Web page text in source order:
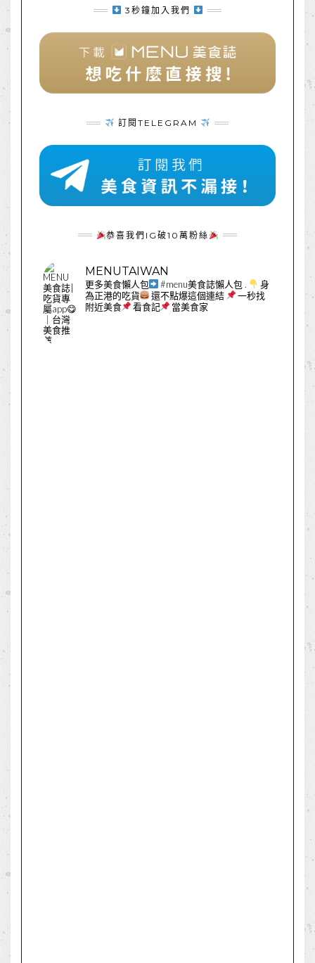
3秒鐘加入我們
訂閱TELEGRAM
恭喜我們IG破10萬粉絲
MENUTAIWAN
更多美食懶人包 #menu美食誌懶人包 .
身
為正港的吃貨
還不點爆這個連結
一秒找
附近美食
看食記 當美食家